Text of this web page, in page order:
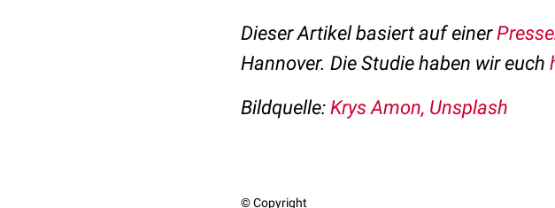
Dieser Artikel basiert auf einer
Hannover. Die Studie haben wir euch
Bildquelle: Krys Amon, Unsplash
© Copyright